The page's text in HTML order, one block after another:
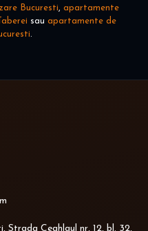
Bucuresti, apartamente
sau apartamente de
.
Strada Ceahlaul nr, 12, bl. 32,